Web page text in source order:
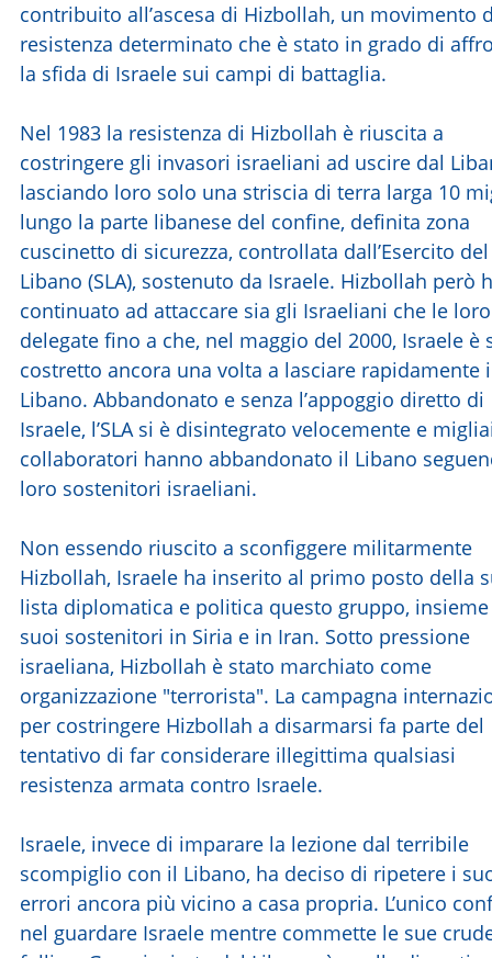
contribuito all’ascesa di Hizbollah, un movimento
resistenza determinato che è stato in grado di
la sfida di Israele sui campi di battaglia.
Nel 1983 la resistenza di Hizbollah è riuscita a
costringere gli invasori israeliani ad uscire dal
lasciando loro solo una striscia di terra larga 10
lungo la parte libanese del confine, definita zona
cuscinetto di sicurezza, controllata dall’Esercito
Libano (SLA), sostenuto da Israele. Hizbollah però
continuato ad attaccare sia gli Israeliani che le
delegate fino a che, nel maggio del 2000, Israele è
costretto ancora una volta a lasciare rapidamente
Libano. Abbandonato e senza l’appoggio diretto di
Israele, l’SLA si è disintegrato velocemente e
collaboratori hanno abbandonato il Libano
loro sostenitori israeliani.
Non essendo riuscito a sconfiggere militarmente
Hizbollah, Israele ha inserito al primo posto della
lista diplomatica e politica questo gruppo,
suoi sostenitori in Siria e in Iran. Sotto pressione
israeliana, Hizbollah è stato marchiato come
organizzazione "terrorista". La campagna
per costringere Hizbollah a disarmarsi fa parte del
tentativo di far considerare illegittima qualsiasi
resistenza armata contro Israele.
Israele, invece di imparare la lezione dal terribile
scompiglio con il Libano, ha deciso di ripetere i
errori ancora più vicino a casa propria. L’unico
nel guardare Israele mentre commette le sue